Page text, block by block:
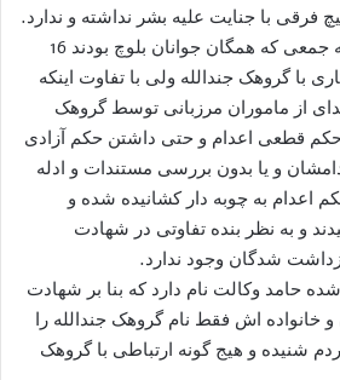
فرقی با جنایت علیه بشر نداشته و ندارد.
در یکی از اعدامهای دسته جمعی که همگان جوانان بلوچ بودند 16
با گروهک جندالله ولی با تفاوت اینکه
از ماموران مرزبانی توسط گروهک
قطعی اعدام و حتی داشتن حکم آزادی
و یا بدون بررسی مستندات و ادله
اعدام به چوبه دار کشانیده شده و
و به نظر بنده تفاوتی در شهادت
شدگان وجود ندارد.
حامد وکالت نام دارد که بنا بر شهادت
خانواده اش فقط نام گروهک جندالله را
شنیده و هیج گونه ارتباطی با گروهک